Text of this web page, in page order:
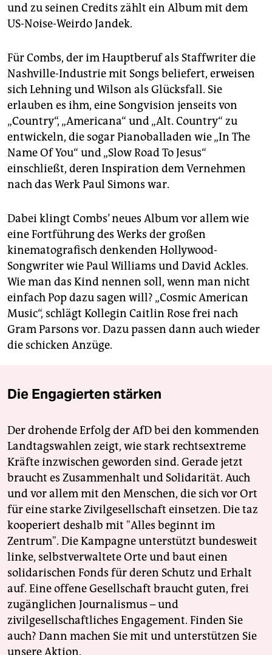
und zu seinen Credits zählt ein Album mit dem
US-Noise-Weirdo Jandek.
Für Combs, der im Hauptberuf als Staffwriter die
Nashville-Industrie mit Songs beliefert, erweisen
sich Lehning und Wilson als Glücksfall. Sie
erlauben es ihm, eine Songvision jenseits von
„Country“, „Americana“ und „Alt. Country“ zu
entwickeln, die sogar Pianoballaden wie „In The
Name Of You“ und „Slow Road To Jesus“
einschließt, deren Inspiration dem Vernehmen
nach das Werk Paul Simons war.
Dabei klingt Combs’ neues Album vor allem wie
eine Fortführung des Werks der großen
kinematografisch denkenden Hollywood-
Songwriter wie Paul Williams und David Ackles.
Wie man das Kind nennen soll, wenn man nicht
einfach Pop dazu sagen will? „Cosmic American
Music“, schlägt Kollegin Caitlin Rose frei nach
Gram Parsons vor. Dazu passen dann auch wieder
die schicken Anzüge.
Die Engagierten stärken
Der drohende Erfolg der AfD bei den kommenden
Landtagswahlen zeigt, wie stark rechtsextreme
Kräfte inzwischen geworden sind. Gerade jetzt
braucht es Zusammenhalt und Solidarität. Auch
und vor allem mit den Menschen, die sich vor Ort
für eine starke Zivilgesellschaft einsetzen. Die taz
kooperiert deshalb mit "Alles beginnt im
Zentrum". Die Kampagne unterstützt bundesweit
linke, selbstverwaltete Orte und baut einen
solidarischen Fonds für deren Schutz und Erhalt
auf. Eine offene Gesellschaft braucht guten, frei
zugänglichen Journalismus – und
zivilgesellschaftliches Engagement. Finden Sie
auch? Dann machen Sie mit und unterstützen Sie
unsere Aktion.